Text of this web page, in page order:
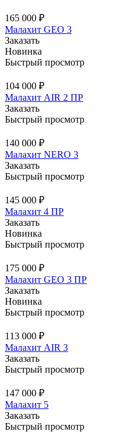
165 000 ₽
Малахит GEO 3
Заказать
Новинка
Быстрый просмотр
104 000 ₽
Малахит AIR 2 ПР
Заказать
Быстрый просмотр
140 000 ₽
Малахит NERO 3
Заказать
Быстрый просмотр
145 000 ₽
Малахит 4 ПР
Заказать
Новинка
Быстрый просмотр
175 000 ₽
Малахит GEO 3 ПР
Заказать
Новинка
Быстрый просмотр
113 000 ₽
Малахит AIR 3
Заказать
Быстрый просмотр
147 000 ₽
Малахит 5
Заказать
Быстрый просмотр